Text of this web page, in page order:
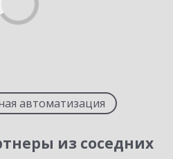
автоматизация
из соседних